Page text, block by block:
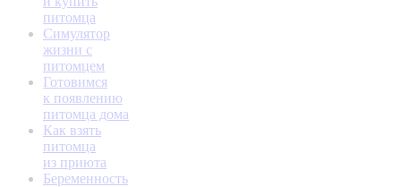
питомца
Симулятор
жизни с
питомцем
Готовимся
к появлению
питомца дома
Как взять
питомца
из приюта
Беременность